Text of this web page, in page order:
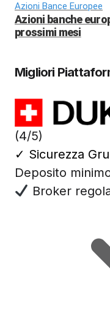
Azioni Bance Europee
Azioni banche
prossimi mesi
Migliori
(4/5)
✓ Sicurezza
Deposito
Broker